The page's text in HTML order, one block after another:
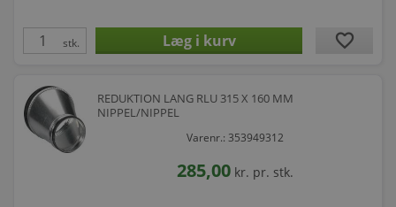
stk. favorite
REDUKTION LANG RLU 315 X 160 MM
NIPPEL/NIPPEL
Varenr.: 353949312
285,00 kr. pr. stk.